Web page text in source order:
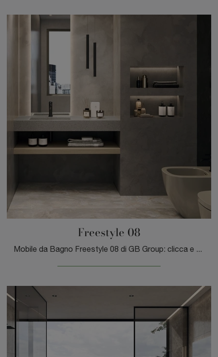
Freestyle 08
Mobile da Bagno Freestyle 08 di GB Group: clicca e scopri di più su mobili bagno sospesi in laminato e elementi accessori della marca.